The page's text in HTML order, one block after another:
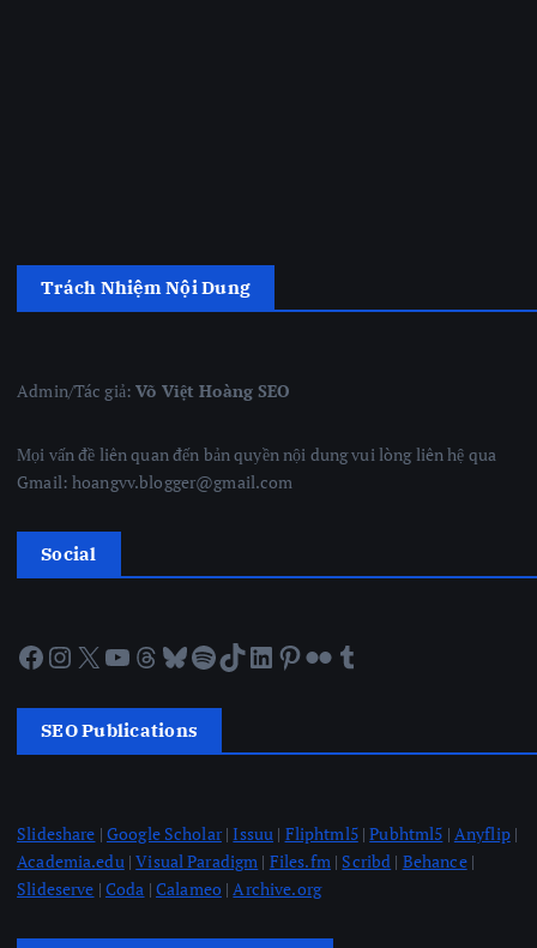
Trách Nhiệm Nội Dung
Admin/Tác giả:Võ Việt Hoàng SEO
Mọi vấn đề liên quan đến bản quyền nội dung vui lòng liên hệ qua
Gmail: hoangvv.blogger@gmail.com
Social
Facebook Instagram X YouTube Threads Bluesky Spotify TikTok LinkedIn Pinterest Flickr Tumblr
SEO Publications
Slideshare | Google Scholar|Issuu | Fliphtml5|Pubhtml5 | Anyflip|
Academia.edu|Visual Paradigm | Files.fm| Scribd | Behance|
Slideserve | Coda | Calameo|Archive.org